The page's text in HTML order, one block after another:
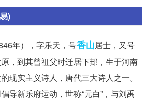
)
年），字乐天，号香山居士，又号
，到其曾祖父时迁居下邽，生于河南
现实主义诗人，唐代三大诗人之一。
导新乐府运动，世称“元白”，与刘禹